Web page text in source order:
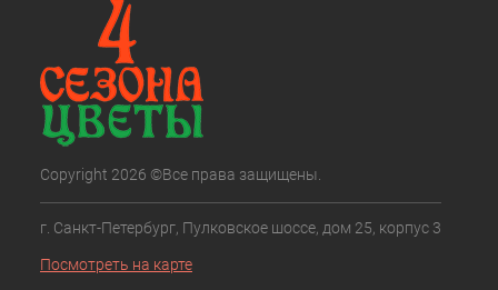
Copyright 2026 ©Все права защищены.
г. Санкт-Петербург, Пулковское шоссе, дом 25, корпус 3
Посмотреть на карте